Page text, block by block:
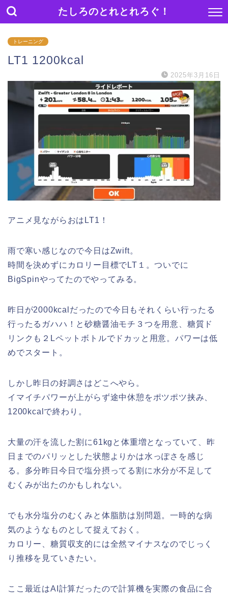
たしろのとれとれろぐ！
トレーニング
LT1 1200kcal
2025年3月16日
アニメ見ながらおはLT1！
雨で寒い感じなので今日はZwift。
時間を決めずにカロリー目標でLT１。ついでに
BigSpinやってたのでやってみる。
昨日が2000kcalだったので今日もそれくらい行ったる
行ったるガハハ！と砂糖醤油モチ３つを用意、糖質ド
リンクも２Lペットボトルでドカッと用意。パワーは低
めでスタート。
しかし昨日の好調さはどこへやら。
イマイチパワーが上がらず途中休憩をポツポツ挟み、
1200kcalで終わり。
大量の汗を流した割に61kgと体重増となっていて、昨
日までのパリッとした状態よりかは水っぽさを感じ
る。多分昨日今日で塩分摂ってる割に水分が不足して
むくみが出たのかもしれない。
でも水分塩分のむくみと体脂肪は別問題。一時的な病
気のようなものとして捉えておく。
カロリー、糖質収支的には全然マイナスなのでじっく
り推移を見ていきたい。
ここ最近はAI計算だったので計算機を実際の食品に合